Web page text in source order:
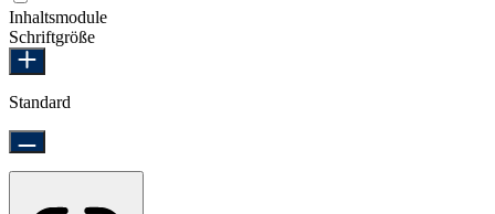
Inhaltsmodule
Schriftgröße
Standard